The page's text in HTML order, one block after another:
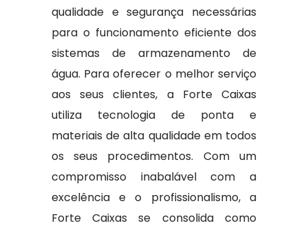
qualidade e segurança necessárias
para o funcionamento eficiente dos
sistemas de armazenamento de
água. Para oferecer o melhor serviço
aos seus clientes, a Forte Caixas
utiliza tecnologia de ponta e
materiais de alta qualidade em todos
os seus procedimentos. Com um
compromisso inabalável com a
excelência e o profissionalismo, a
Forte Caixas se consolida como